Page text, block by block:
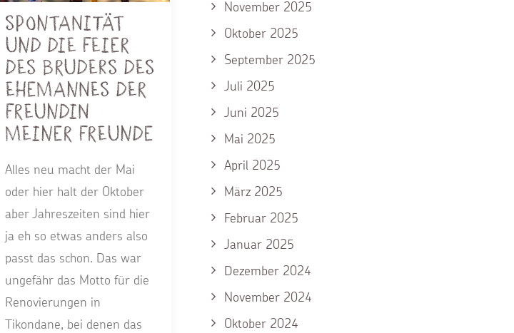
Spontanität
und die Feier
des Bruders des
Ehemannes der
Freundin
meiner Freunde
Alles neu macht der Mai
oder hier halt der Oktober
aber Jahreszeiten sind hier
ja eh so etwas anders also
passt das schon. Das war
ungefähr das Motto für die
Renovierungen in
Tikondane, bei denen das
November 2025
Oktober 2025
September 2025
Juli 2025
Juni 2025
Mai 2025
April 2025
März 2025
Februar 2025
Januar 2025
Dezember 2024
November 2024
Oktober 2024